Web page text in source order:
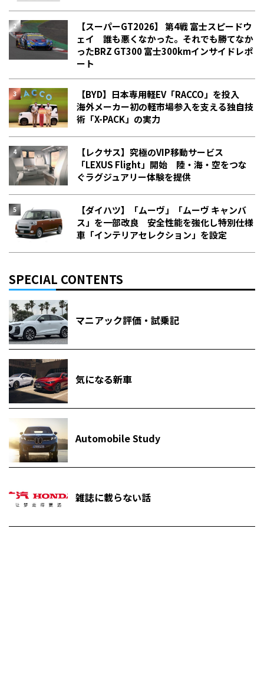
【スーパーGT2026】 第4戦 富士スピードウ
ェイ 誰も悪くなかった。それでも勝てなか
った――BRZ GT300 富士300kmインサイドレポ
ート
【BYD】日本専用軽EV「RACCO」を投入
海外メーカー初の軽市場参入を支える独自技
術「X-PACK」の実力
【レクサス】究極のVIP移動サービス
「LEXUS Flight」開始 陸・海・空をつな
ぐラグジュアリー体験を提供
【ダイハツ】「ムーヴ」「ムーヴ キャンバ
ス」を一部改良 安全性能を強化し特別仕様
車「インテリアセレクション」を設定
SPECIAL CONTENTS
マニアック評価・試乗記
気になる新車
Automobile Study
雑誌に載らない話